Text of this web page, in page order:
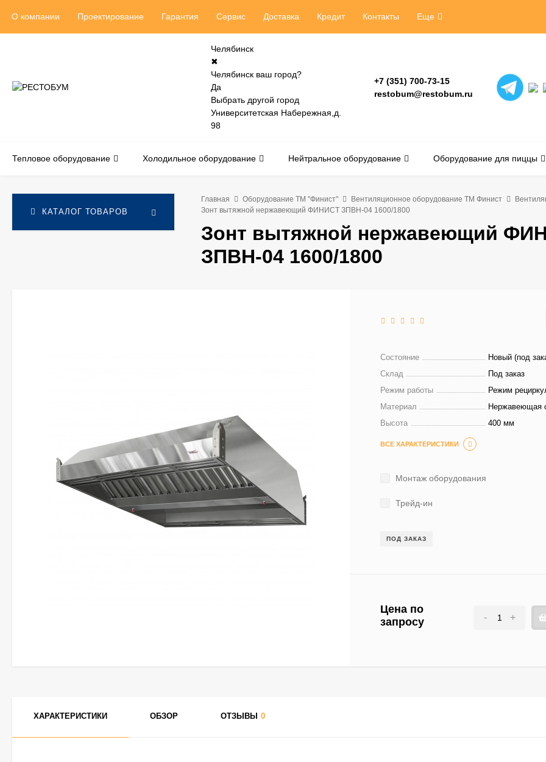
О компании Проектирование Гарантия Сервис Доставка Кредит Контакты Еще
Челябинск
✖
Челябинск ваш город?
Да
Выбрать другой город
Университетская Набережная,д.
98
+7 (351) 700-73-15
restobum@restobum.ru
Тепловое оборудование Холодильное оборудование Нейтральное оборудование Оборудование для пиццы
КАТАЛОГ ТОВАРОВ
Главная Оборудование ТМ "Финист" Вентиляционное оборудование ТМ Финист
Зонт вытяжной нержавеющий ФИНИСТ ЗПВН-04 1600/1800
Зонт вытяжной нержавеющий
ЗПВН-04 1600/1800
Состояние
Новый (под
Склад
Под заказ
Режим работы
Режим
Материал
Нержавеющая
Высота
400 мм
ВСЕ ХАРАКТЕРИСТИКИ
Монтаж оборудования
Трейд-ин
ПОД ЗАКАЗ
Цена по
запросу
- +
ХАРАКТЕРИСТИКИ ОБЗОР ОТЗЫВЫ 0